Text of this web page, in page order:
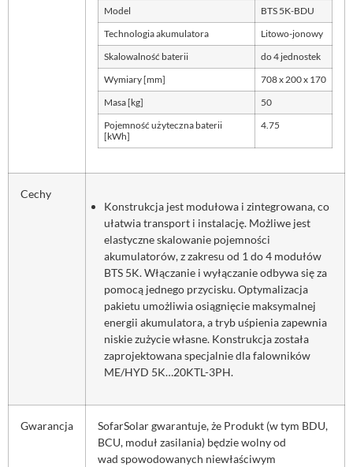
Model BTS 5K-BDU
Technologia akumulatora Litowo-jonowy
Skalowalność baterii do 4 jednostek
Wymiary [mm] 708 x 200 x 170
Masa [kg] 50
Pojemność użyteczna baterii
[kWh]
4.75
Cechy
Konstrukcja jest modułowa i zintegrowana, co
ułatwia transport i instalację. Możliwe jest
elastyczne skalowanie pojemności
akumulatorów, z zakresu od 1 do 4 modułów
BTS 5K. Włączanie i wyłączanie odbywa się za
pomocą jednego przycisku. Optymalizacja
pakietu umożliwia osiągnięcie maksymalnej
energii akumulatora, a tryb uśpienia zapewnia
niskie zużycie własne. Konstrukcja została
zaprojektowana specjalnie dla falowników
ME/HYD 5K…20KTL-3PH.
Gwarancja
SofarSolar gwarantuje, że Produkt (w tym BDU,
BCU, moduł zasilania) będzie wolny od
wad spowodowanych niewłaściwym